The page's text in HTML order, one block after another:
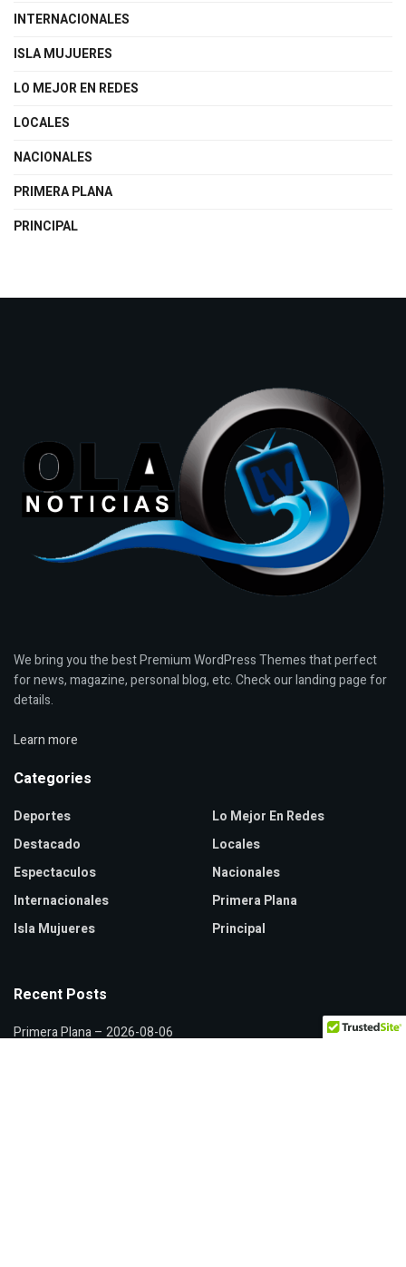
INTERNACIONALES
ISLA MUJUERES
LO MEJOR EN REDES
LOCALES
NACIONALES
PRIMERA PLANA
PRINCIPAL
We bring you the best Premium WordPress Themes that perfect
for news, magazine, personal blog, etc. Check our landing page for
details.
Learn more
Categories
Deportes
Destacado
Espectaculos
Internacionales
Isla Mujueres
Lo Mejor En Redes
Locales
Nacionales
Primera Plana
Principal
Recent Posts
Primera Plana – 2026-08-06